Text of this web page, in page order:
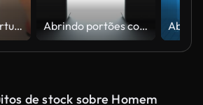
Armário de Abertura e Fechamento com Chromakey Verde Abrindo portões com brilho, computador gerado. Renderização 3d de portas deslizantes automáticas, fundo abstrato
de stock sobre Homem